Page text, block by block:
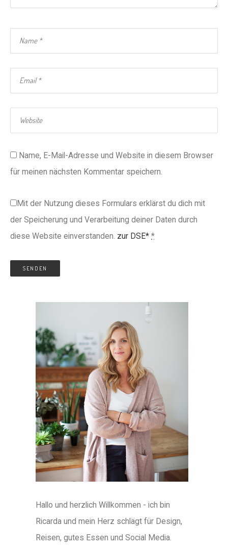
Name, E-Mail-Adresse und Website in diesem Browser
für meinen nächsten Kommentar speichern.
Mit der Nutzung dieses Formulars erklärst du dich mit
der Speicherung und Verarbeitung deiner Daten durch
diese Website einverstanden. zur DSE* *
Hallo und herzlich Willkommen - ich bin
Ricarda und mein Herz schlägt für Design,
Reisen, gutes Essen und Social Media.